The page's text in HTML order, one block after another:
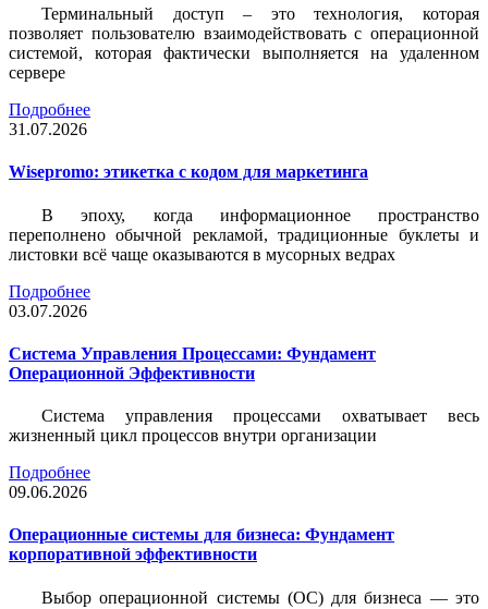
Терминальный доступ – это технология, которая
позволяет пользователю взаимодействовать с операционной
системой, которая фактически выполняется на удаленном
сервере
Подробнее
31.07.2026
Wisepromo: этикетка c кодом для маркетинга
В эпоху, когда информационное пространство
переполнено обычной рекламой, традиционные буклеты и
листовки всё чаще оказываются в мусорных ведрах
Подробнее
03.07.2026
Система Управления Процессами: Фундамент
Операционной Эффективности
Система управления процессами охватывает весь
жизненный цикл процессов внутри организации
Подробнее
09.06.2026
Операционные системы для бизнеса: Фундамент
корпоративной эффективности
Выбор операционной системы (ОС) для бизнеса — это